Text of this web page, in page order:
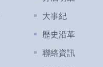
大事紀
歷史沿革
聯絡資訊